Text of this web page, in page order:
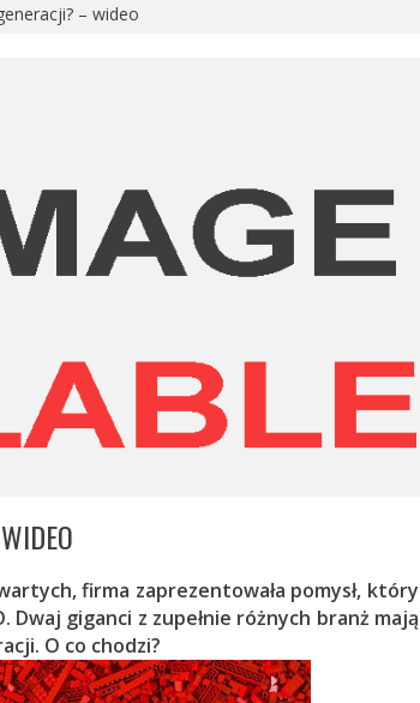
– wideo
firma zaprezentowała pomysł, który
Dwaj giganci z zupełnie różnych branż mają
O co chodzi?